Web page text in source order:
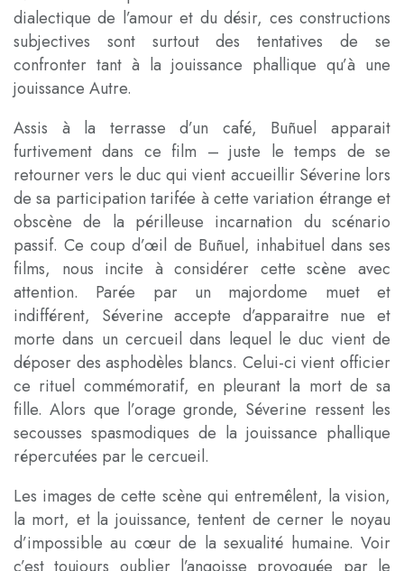
dialectique de l’amour et du désir, ces constructions
subjectives sont surtout des tentatives de se
confronter tant à la jouissance phallique qu’à une
jouissance Autre.
Assis à la terrasse d’un café, Buñuel apparait
furtivement dans ce film – juste le temps de se
retourner vers le duc qui vient accueillir Séverine lors
de sa participation tarifée à cette variation étrange et
obscène de la périlleuse incarnation du scénario
passif. Ce coup d’œil de Buñuel, inhabituel dans ses
films, nous incite à considérer cette scène avec
attention. Parée par un majordome muet et
indifférent, Séverine accepte d’apparaitre nue et
morte dans un cercueil dans lequel le duc vient de
déposer des asphodèles blancs. Celui-ci vient officier
ce rituel commémoratif, en pleurant la mort de sa
fille. Alors que l’orage gronde, Séverine ressent les
secousses spasmodiques de la jouissance phallique
répercutées par le cercueil.
Les images de cette scène qui entremêlent, la vision,
la mort, et la jouissance, tentent de cerner le noyau
d’impossible au cœur de la sexualité humaine. Voir